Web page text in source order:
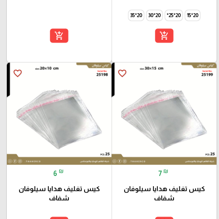
20*15
20*25*
20*30
20*35
add_shopping_cart
add_shopping_cart
favorite_border
7 ₪
كيس تغليف هدايا سيلوفان
شفاف
favorite_border
6 ₪
كيس تغليف هدايا سيلوفان
شفاف